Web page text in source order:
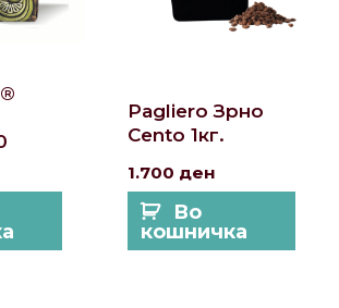
Pagliero Зрно
Cento 1кг.
1.700 ден
Во
кошничка